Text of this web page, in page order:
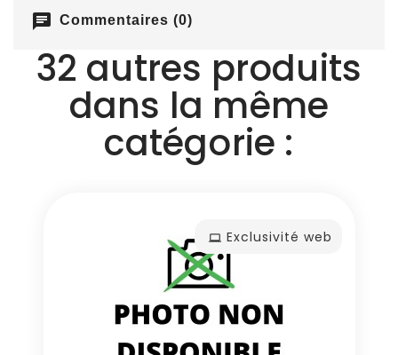
chat Commentaires (0)
32 autres produits
dans la même
catégorie :
Exclusivité web